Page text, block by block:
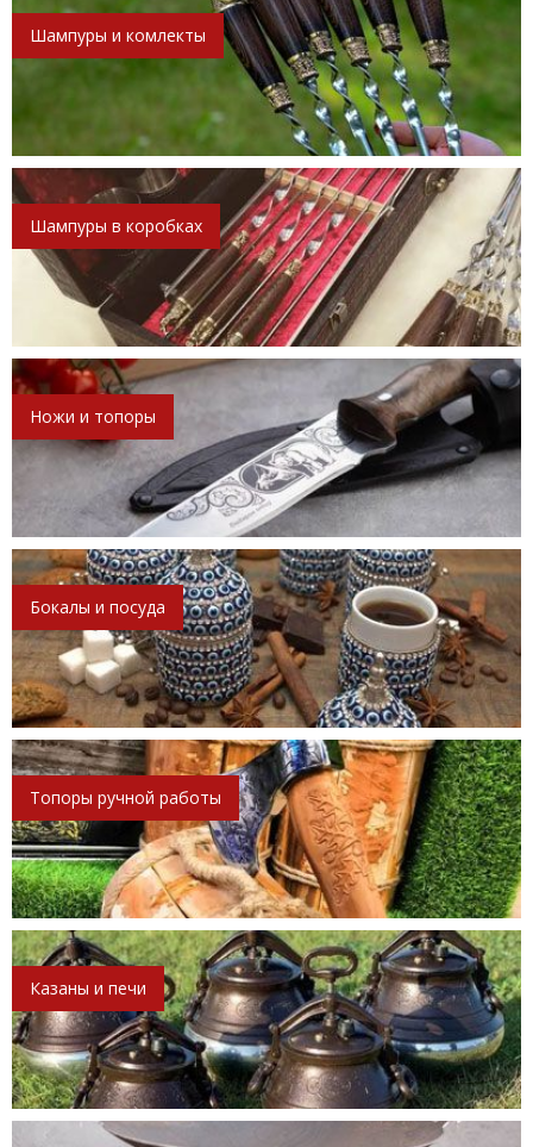
Шампуры и комлекты
Шампуры в коробках
Ножи и топоры
Бокалы и посуда
Топоры ручной работы
Казаны и печи